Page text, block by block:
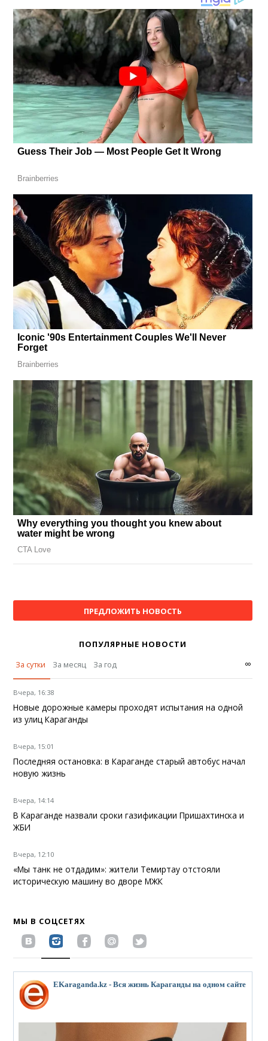
ПРЕДЛОЖИТЬ НОВОСТЬ
ПОПУЛЯРНЫЕ НОВОСТИ
За сутки
За месяц За год ∞
Вчера, 16:38
Новые дорожные камеры проходят испытания на одной
из улиц Караганды
Вчера, 15:01
Последняя остановка: в Караганде старый автобус начал
новую жизнь
Вчера, 14:14
В Караганде назвали сроки газификации Пришахтинска и
ЖБИ
Вчера, 12:10
«Мы танк не отдадим»: жители Темиртау отстояли
историческую машину во дворе МЖК
МЫ В СОЦСЕТЯХ
EKaraganda.kz - Вся жизнь Караганды на одном сайте